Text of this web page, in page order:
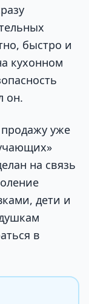
быстро и
кухонном
он.
уже
на связь
дети и
в